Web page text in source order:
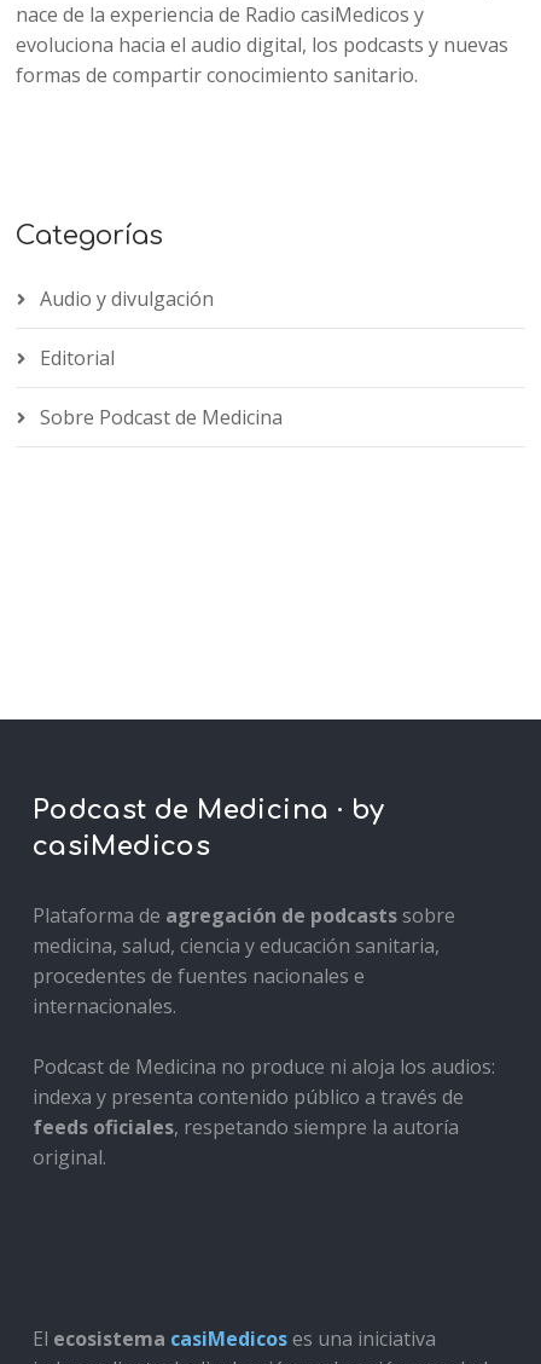
nace de la experiencia de Radio casiMedicos y
evoluciona hacia el audio digital, los podcasts y nuevas
formas de compartir conocimiento sanitario.
Categorías
Audio y divulgación
Editorial
Sobre Podcast de Medicina
Podcast de Medicina · by
casiMedicos
Plataforma de agregación de podcastssobre
medicina, salud, ciencia y educación sanitaria,
procedentes de fuentes nacionales e
internacionales.
Podcast de Medicina no produce ni aloja los audios:
indexa y presenta contenido público a través de
feeds oficiales, respetando siempre la autoría
original.
El ecosistema casiMedicoses una iniciativa